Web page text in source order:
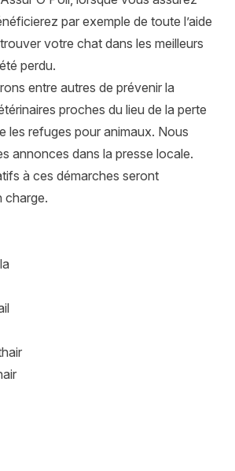
par exemple de toute l’aide
votre chat dans les meilleurs
perdu.
entre autres de prévenir la
proches du lieu de la perte
les refuges pour animaux. Nous
annonces dans la presse locale.
à ces démarches seront
charge.